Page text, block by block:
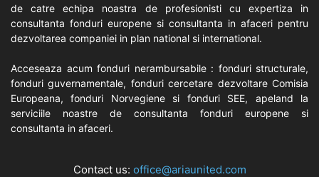
de catre echipa noastra de profesionisti cu expertiza in
consultanta fonduri europene si consultanta in afaceri pentru
dezvoltarea companiei in plan national si international.
Acceseaza acum fonduri nerambursabile : fonduri structurale,
fonduri guvernamentale, fonduri cercetare dezvoltare Comisia
Europeana, fonduri Norvegiene si fonduri SEE, apeland la
serviciile noastre de consultanta fonduri europene si
consultanta in afaceri.
Contact us: office@ariaunited.com